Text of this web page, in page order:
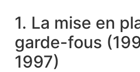
1. La mise en
garde-fous
1997)